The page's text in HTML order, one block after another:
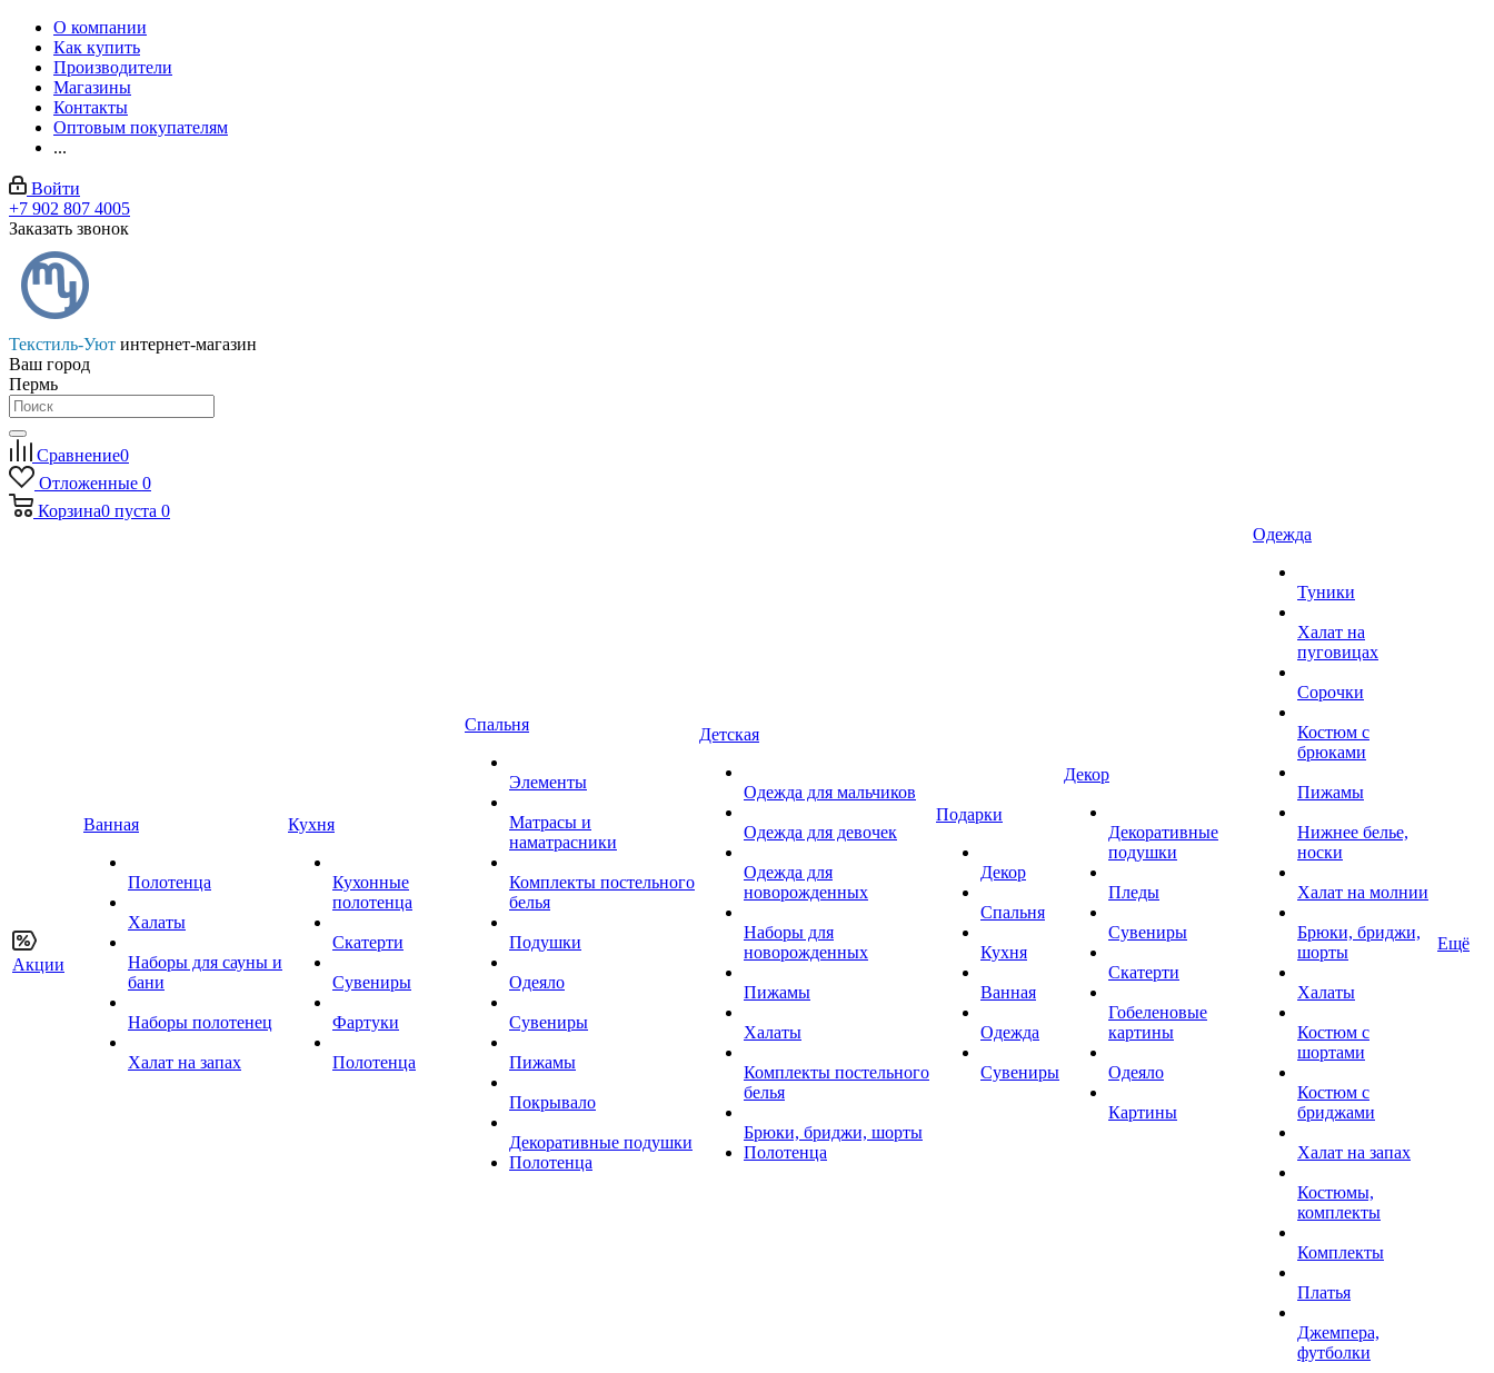
О компании
Как купить
Производители
Магазины
Контакты
Оптовым покупателям
...
Войти
+7 902 807 4005
Заказать звонок
Текстиль-Уют интернет-магазин
Ваш город
Пермь
Сравнение0
Отложенные 0
Корзина0 пуста 0
Акции
Ванная
Полотенца
Халаты
Наборы для сауны и
бани
Наборы полотенец
Халат на запах
Кухня
Кухонные
полотенца
Скатерти
Сувениры
Фартуки
Полотенца
Спальня
Элементы
Матрасы и
наматрасники
Комплекты постельного
белья
Подушки
Одеяло
Сувениры
Пижамы
Покрывало
Декоративные подушки
Полотенца
Детская
Одежда для мальчиков
Одежда для девочек
Одежда для
новорожденных
Наборы для
новорожденных
Пижамы
Халаты
Комплекты постельного
белья
Брюки, бриджи, шорты
Полотенца
Подарки
Декор
Спальня
Кухня
Ванная
Одежда
Сувениры
Декор
Декоративные
подушки
Пледы
Сувениры
Скатерти
Гобеленовые
картины
Одеяло
Картины
Одежда
Туники
Халат на
пуговицах
Сорочки
Костюм с
брюками
Пижамы
Нижнее белье,
носки
Халат на молнии
Брюки, бриджи,
шорты
Халаты
Костюм с
шортами
Костюм с
бриджами
Халат на запах
Костюмы,
комплекты
Комплекты
Платья
Джемпера,
футболки
Ещё